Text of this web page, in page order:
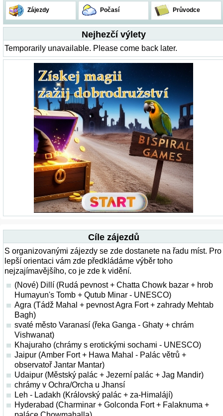
Zájezdy Počasí Průvodce
Nejhezčí výlety
Temporarily unavailable. Please come back later.
Cíle zájezdů
S organizovanými zájezdy se zde dostanete na řadu míst. Pro
lepší orientaci vám zde předkládáme výběr toho
nejzajímavějšího, co je zde k vidění.
(Nové) Dillí (Rudá pevnost + Chatta Chowk bazar + hrob
Humayun's Tomb + Qutub Minar - UNESCO)
Agra (Tádž Mahal + pevnost Agra Fort + zahrady Mehtab
Bagh)
svaté město Varanasí (řeka Ganga - Ghaty + chrám
Vishwanat)
Khajuraho (chrámy s erotickými sochami - UNESCO)
Jaipur (Amber Fort + Hawa Mahal - Palác větrů +
observatoř Jantar Mantar)
Udaipur (Městský palác + Jezerní palác + Jag Mandir)
chrámy v Ochra/Orcha u Jhansí
Leh - Ladakh (Královský palác + za-Himalájí)
Hyderabad (Charminar + Golconda Fort + Falaknuma +